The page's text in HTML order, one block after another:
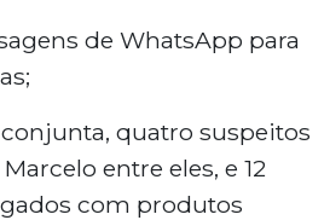
de WhatsApp para
quatro suspeitos
entre eles, e 12
com produtos